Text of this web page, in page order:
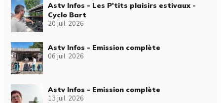
Astv Infos - Les P'tits plaisirs estivaux -
Cyclo Bart
20 juil. 2026
Astv Infos - Emission complète
06 juil. 2026
Astv Infos - Emission complète
13 juil. 2026